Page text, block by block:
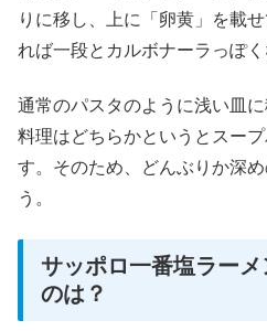
りに移し、上に「卵黄」を載
れば一段とカルボナーラっぽく
通常のパスタのように浅い皿
料理はどちらかというとスー
す。そのため、どんぶりか深
う。
サッポロ一番塩ラー
のは？